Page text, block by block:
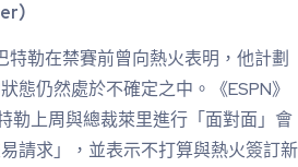
）
特勒在禁賽前曾向熱火表明，他計劃
態仍然處於不確定之中。《ESPN》
勒上周與總裁萊里進行「面對面」會
請求」，並表示不打算與熱火簽訂新